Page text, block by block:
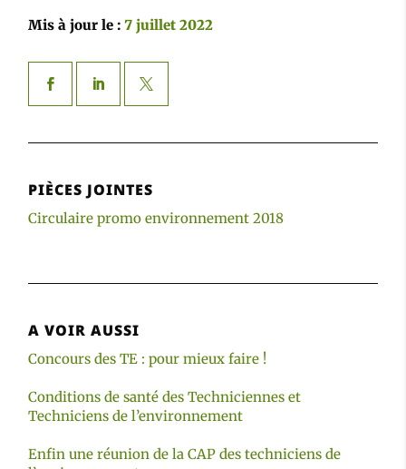
Mis à jour le :7 juillet 2022
PIÈCES JOINTES
Circulaire promo environnement 2018
A VOIR AUSSI
Concours des TE : pour mieux faire !
Conditions de santé des Techniciennes et
Techniciens de l’environnement
Enfin une réunion de la CAP des techniciens de